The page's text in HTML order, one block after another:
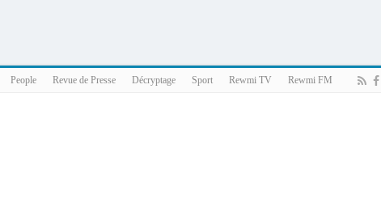
People Revue de Presse Décryptage Sport Rewmi TV Rewmi FM